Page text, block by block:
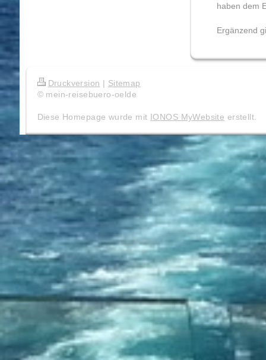
haben dem
Ergänzend
Druckversion | Sitemap
© mein-reisebuero-oelde
Diese Homepage wurde mit IONOS MyWebsite erstellt.